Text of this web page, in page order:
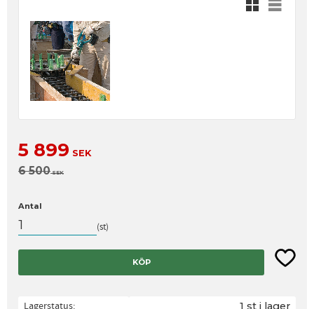
Nedsatt pris:
5 899 SEK
Ordinarie pris:
6 500SEK
Antal
st
KÖP Lägg
Lagerstatus 1 st i lager